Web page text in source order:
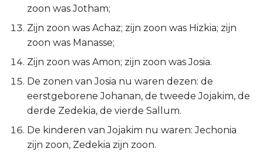
Filémon
Jakobus
1 Petrus
2 Petrus
zoon was Jotham;
Zijn zoon was Achaz; zijn zoon was Hizkia; zijn
zoon was Manasse;
Zijn zoon was Amon; zijn zoon was Josia.
De zonen van Josia nu waren dezen: de
eerstgeborene Johanan, de tweede Jojakim, de
derde Zedekia, de vierde Sallum.
De kinderen van Jojakim nu waren: Jechonia
zijn zoon, Zedekia zijn zoon.